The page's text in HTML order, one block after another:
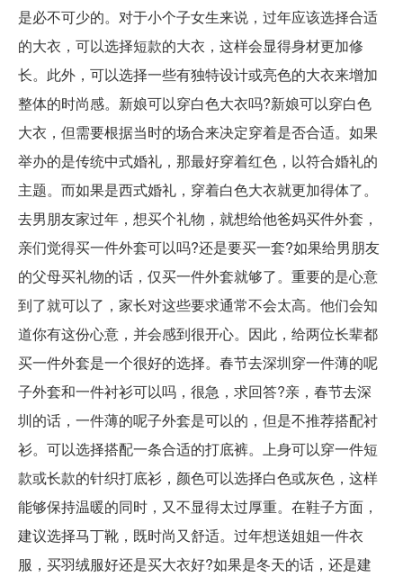
是必不可少的。对于小个子女生来说，过年应该选择合适
的大衣，可以选择短款的大衣，这样会显得身材更加修
长。此外，可以选择一些有独特设计或亮色的大衣来增加
整体的时尚感。新娘可以穿白色大衣吗?新娘可以穿白色
大衣，但需要根据当时的场合来决定穿着是否合适。如果
举办的是传统中式婚礼，那最好穿着红色，以符合婚礼的
主题。而如果是西式婚礼，穿着白色大衣就更加得体了。
去男朋友家过年，想买个礼物，就想给他爸妈买件外套，
亲们觉得买一件外套可以吗?还是要买一套?如果给男朋友
的父母买礼物的话，仅买一件外套就够了。重要的是心意
到了就可以了，家长对这些要求通常不会太高。他们会知
道你有这份心意，并会感到很开心。因此，给两位长辈都
买一件外套是一个很好的选择。春节去深圳穿一件薄的呢
子外套和一件衬衫可以吗，很急，求回答?亲，春节去深
圳的话，一件薄的呢子外套是可以的，但是不推荐搭配衬
衫。可以选择搭配一条合适的打底裤。上身可以穿一件短
款或长款的针织打底衫，颜色可以选择白色或灰色，这样
能够保持温暖的同时，又不显得太过厚重。在鞋子方面，
建议选择马丁靴，既时尚又舒适。过年想送姐姐一件衣
服，买羽绒服好还是买大衣好?如果是冬天的话，还是建